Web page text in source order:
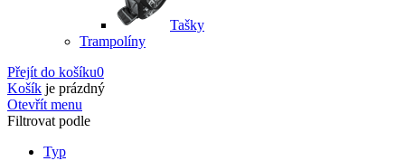
Tašky
Trampolíny
Přejít do košíku0
Košík je prázdný
Otevřít menu
Filtrovat podle
Typ